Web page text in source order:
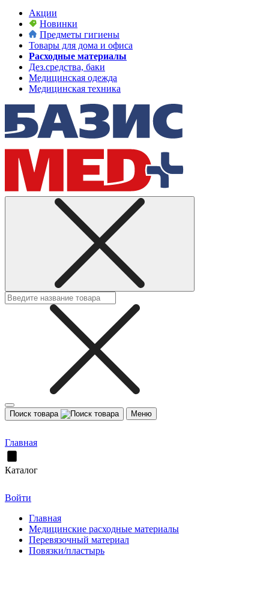
Акции
Новинки
Предметы гигиены
Товары для дома и офиса
Расходные материалы
Дез.средства, баки
Медицинская одежда
Медицинская техника
Поиск товара Меню
Главная
Каталог
Войти
Главная
Медицинские расходные материалы
Перевязочный материал
Повязки/пластырь